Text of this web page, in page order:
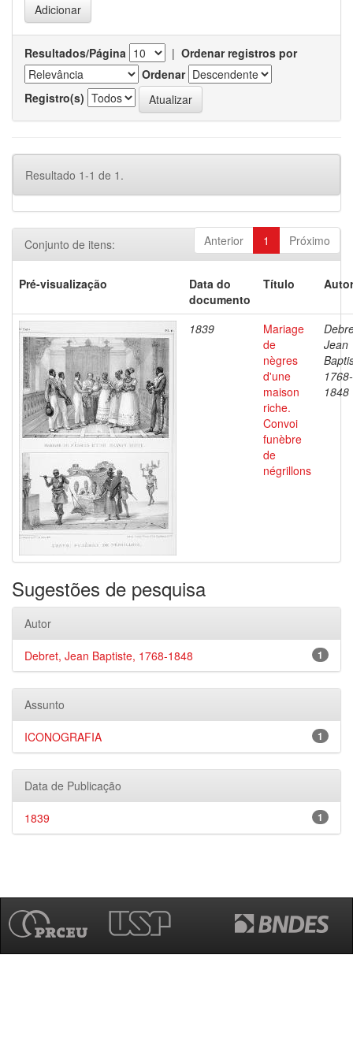
Resultados/Página | Ordenar registros por
Ordenar
Registro(s)
Resultado 1-1 de 1.
Anterior 1 Próximo
Conjunto de itens:
Pré-visualização
Data do
documento
Título
1839
Mariage
de
nègres
d'une
maison
riche.
Convoi
funèbre
de
négrillons
Jean
1768-
1848
Sugestões de pesquisa
Autor
1
Debret, Jean Baptiste, 1768-1848
Assunto
1
ICONOGRAFIA
Data de Publicação
1
1839